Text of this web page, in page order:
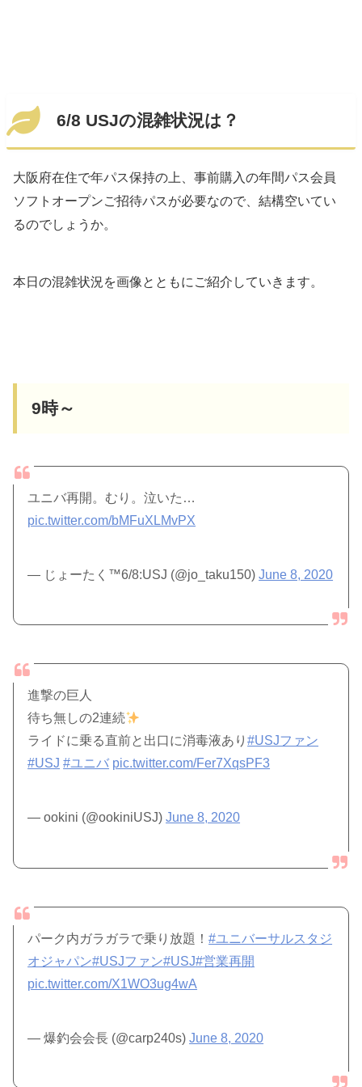
6/8 USJの混雑状況は？
大阪府在住で年パス保持の上、事前購入の年間パス会員
ソフトオープンご招待パスが必要なので、結構空いてい
るのでしょうか。
本日の混雑状況を画像とともにご紹介していきます。
9時～
ユニバ再開。むり。泣いた…
pic.twitter.com/bMFuXLMvPX
— じょーたく™6/8:USJ (@jo_taku150)June 8, 2020
進撃の巨人
待ち無しの2連続
ライドに乗る直前と出口に消毒液あり#USJファン
#USJ #ユニバ pic.twitter.com/Fer7XqsPF3
— ookini (@ookiniUSJ)June 8, 2020
パーク内ガラガラで乗り放題！#ユニバーサルスタジ
オジャパン#USJファン#USJ#営業再開
pic.twitter.com/X1WO3ug4wA
— 爆釣会会長 (@carp240s)June 8, 2020